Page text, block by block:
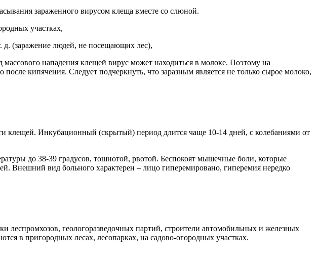
зараженного вирусом клеща вместе со слюной.
участках,
д. (заражение людей, не посещающих лес),
нападения клещей вирус может находиться в молоке. Поэтому на
кипячения. Следует подчеркнуть, что заразным является не только сырое молоко,
клещей. Инкубационный (скрытый) период длится чаще 10-14 дней, с колебаниями от
до 38-39 градусов, тошнотой, рвотой. Беспокоят мышечные боли, которые
Внешний вид больного характерен – лицо гиперемировано, гиперемия нередко
леспромхозов, геологоразведочных партий, строители автомобильных и железных
в пригородных лесах, лесопарках, на садово-огородных участках.